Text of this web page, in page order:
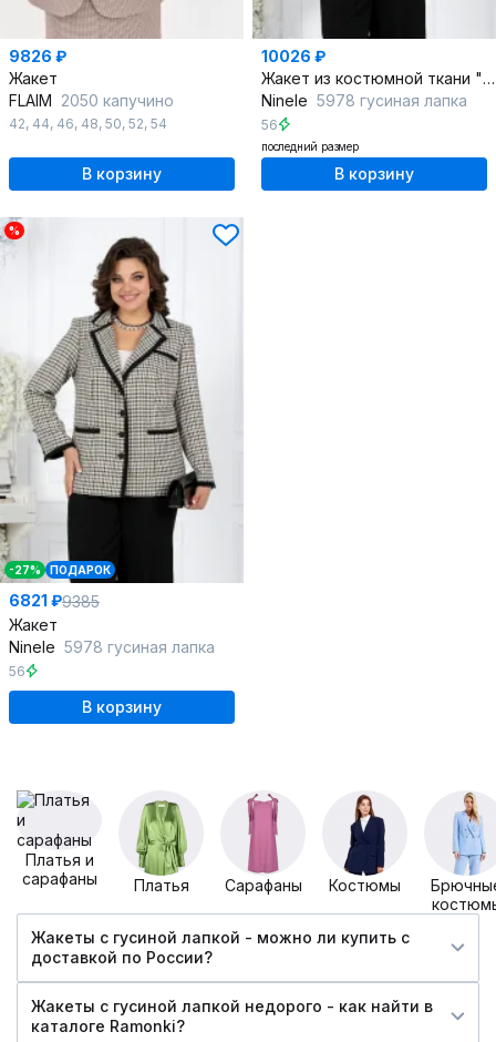
9826 ₽
Жакет
FLAIM 2050 капучино
42, 44, 46, 48, 50, 52, 54
В корзину
10026 ₽
Жакет из костюмной ткани "гусиная лапка"
Ninele 5978 гусиная лапка
56
последний размер
В корзину
%
-27% ПОДАРОК
6821 ₽9385
Жакет
Ninele 5978 гусиная лапка
56
В корзину
Платья и
сарафаны
Платья Сарафаны Костюмы
Жакеты с гусиной лапкой - можно ли купить c
доставкой по России?
Жакеты с гусиной лапкой недорого - как найти в
каталоге Ramonki?